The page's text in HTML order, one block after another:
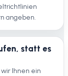
angeben.
statt es
Ihnen ein